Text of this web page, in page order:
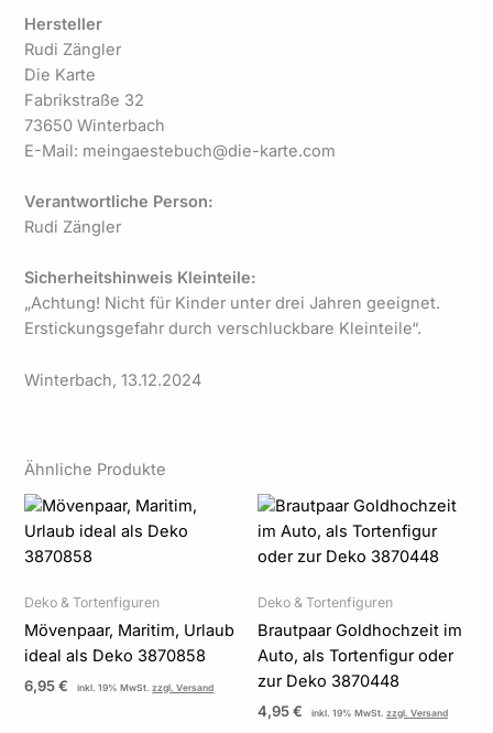
Hersteller
Rudi Zängler
Die Karte
Fabrikstraße 32
73650 Winterbach
E-Mail: meingaestebuch@die-karte.com
Verantwortliche Person:
Rudi Zängler
Sicherheitshinweis Kleinteile:
„Achtung! Nicht für Kinder unter drei Jahren geeignet.
Erstickungsgefahr durch verschluckbare Kleinteile“.
Winterbach, 13.12.2024
Ähnliche Produkte
Deko & Tortenfiguren
Mövenpaar, Maritim, Urlaub
ideal als Deko 3870858
6,95€ inkl. 19% MwSt.zzgl. Versand
Deko & Tortenfiguren
Brautpaar Goldhochzeit im
Auto, als Tortenfigur oder
zur Deko 3870448
4,95€ inkl. 19% MwSt. zzgl. Versand